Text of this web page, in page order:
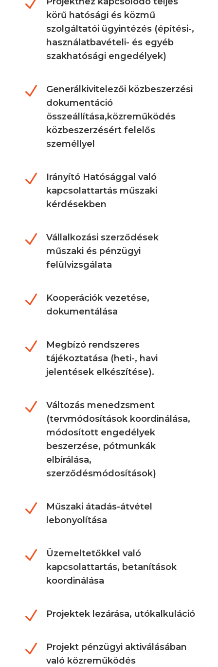
körű hatósági és közmű
szolgáltatói ügyintézés (építési-,
használatbavételi- és egyéb
szakhatósági engedélyek)
N
Generálkivitelezői közbeszerzési
dokumentáció
összeállítása,közreműködés
közbeszerzésért felelős
személlyel
N
Irányító Hatósággal való
kapcsolattartás műszaki
kérdésekben
N
Vállalkozási szerződések
műszaki és pénzügyi
felülvizsgálata
N
Kooperációk vezetése,
dokumentálása
N
Megbízó rendszeres
tájékoztatása (heti-, havi
jelentések elkészítése).
N
Változás menedzsment
(tervmódosítások koordinálása,
módosított engedélyek
beszerzése, pótmunkák
elbírálása,
szerződésmódosítások)
N
Műszaki átadás-átvétel
lebonyolítása
N
Üzemeltetőkkel való
kapcsolattartás, betanítások
koordinálása
N Projektek lezárása, utókalkuláció
N
Projekt pénzügyi aktiválásában
való közreműködés